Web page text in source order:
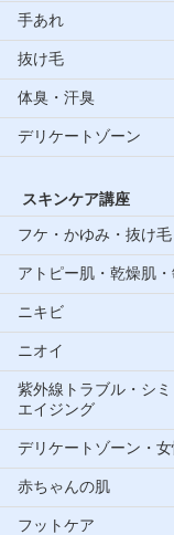
手あれ
抜け毛
体臭・汗臭
デリケートゾーン
スキンケア講座
フケ・かゆみ・抜け毛
アトピー肌・乾燥肌
ニキビ
ニオイ
紫外線トラブル・シミ
エイジング
デリケートゾーン・
赤ちゃんの肌
フットケア